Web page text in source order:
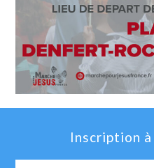
Inscription